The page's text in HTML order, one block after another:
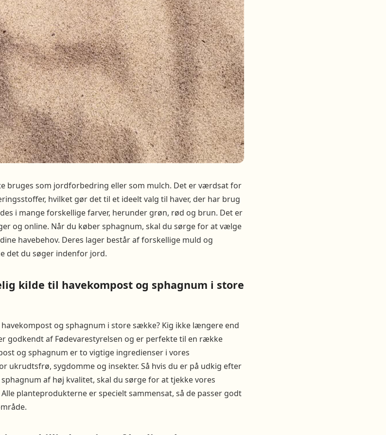
bruges som jordforbedring eller som mulch. Det er værdsat for
hvilket gør det til et ideelt valg til haver, der har brug
i mange forskellige farver, herunder grøn, rød og brun. Det er
og online. Når du køber sphagnum, skal du sørge for at vælge
havebehov. Deres lager består af forskellige muld og
det du søger indenfor jord.
kilde til havekompost og sphagnum i store
og sphagnum i store sække? Kig ikke længere end
godkendt af Fødevarestyrelsen og er perfekte til en række
og sphagnum er to vigtige ingredienser i vores
ukrudtsfrø, sygdomme og insekter. Så hvis du er på udkig efter
af høj kvalitet, skal du sørge for at tjekke vores
planteprodukterne er specielt sammensat, så de passer godt